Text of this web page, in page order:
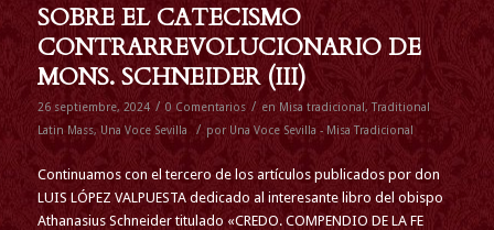
SOBRE EL CATECISMO
CONTRARREVOLUCIONARIO DE
MONS. SCHNEIDER (III)
26 septiembre, 2024 / 0 Comentarios / en Misa tradicional, Traditional
Latin Mass, Una Voce Sevilla / por Una Voce Sevilla - Misa Tradicional
Continuamos con el tercero de los artículos publicados por don
LUIS LÓPEZ VALPUESTA dedicado al interesante libro del obispo
Athanasius Schneider titulado «CREDO. COMPENDIO DE LA FE